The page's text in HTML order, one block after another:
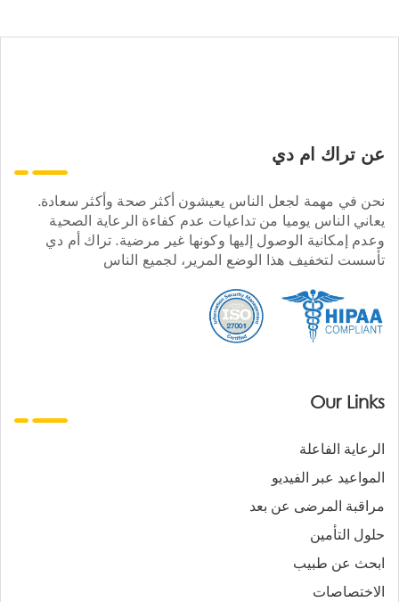
عن تراك ام دي
نحن في مهمة لجعل الناس يعيشون أكثر صحة وأكثر سعادة.
يعاني الناس يوميا من تداعيات عدم كفاءة الرعاية الصحية
وعدم إمكانية الوصول إليها وكونها غير مرضية. تراك أم دي
تأسست لتخفيف هذا الوضع المرير، لجميع الناس
Our Links
الرعاية الفاعلة
المواعيد عبر الفيديو
مراقبة المرضى عن بعد
حلول التأمين
ابحث عن طبيب
الاختصاصات